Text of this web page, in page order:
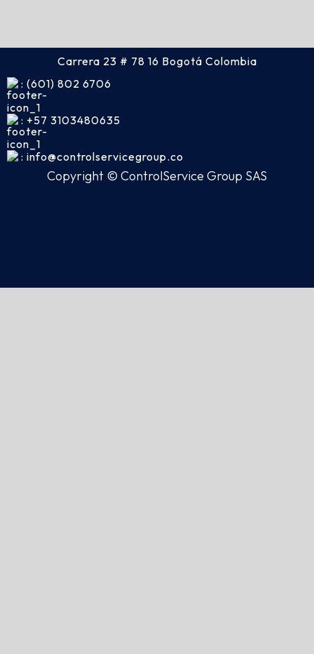
Carrera 23 # 78 16 Bogotá Colombia
: (601) 802 6706
: +57 3103480635
: info@controlservicegroup.co
Copyright © ControlService Group SAS